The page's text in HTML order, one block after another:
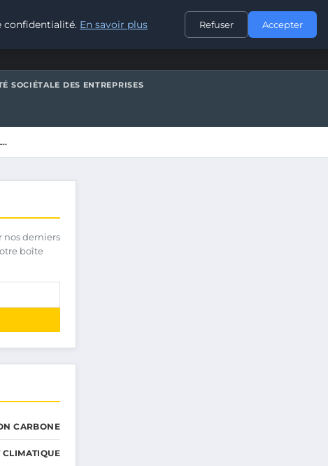
CONTACT
SOCIÉTALE DES ENTREPRISES
nos derniers
boîte
CARBONE
CLIMATIQUE
confidentialité. En savoir plus Refuser Accepter